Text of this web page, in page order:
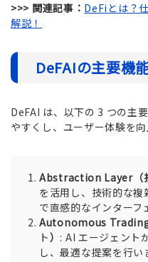
>>> 関連記事： DeFiとは？
解説！
DeFAIの主要機
DeFAI は、以下の 3 つの主
やすくし、ユーザー体験を向
Abstraction Layer（
を活用し、技術的な
で直感的なインターフ
Autonomous
ト） : AI エージェント
し、最適な提案を行い